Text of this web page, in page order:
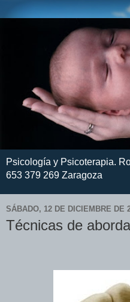
Psicología y Psicoterapia.
653 379 269 Zaragoza
SÁBADO, 12 DE DICIEMBRE DE
Técnicas de